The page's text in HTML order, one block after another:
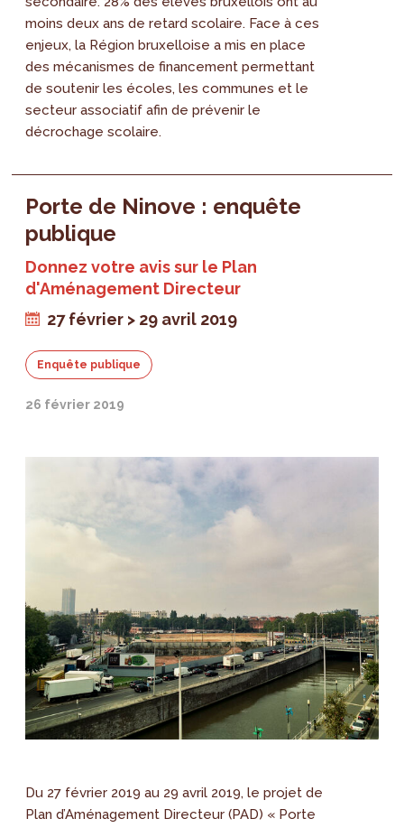
moins deux ans de retard scolaire. Face à ces
enjeux, la Région bruxelloise a mis en place
des mécanismes de financement permettant
de soutenir les écoles, les communes et le
secteur associatif afin de prévenir le
décrochage scolaire.
Porte de Ninove : enquête
publique
Donnez votre avis sur le Plan
d'Aménagement Directeur
27 février > 29 avril 2019
Enquête publique
26 février 2019
Du 27 février 2019 au 29 avril 2019, le projet de
Plan d’Aménagement Directeur (PAD) « Porte